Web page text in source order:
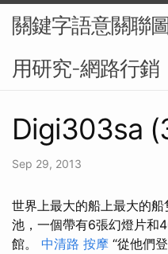
關鍵字語意關聯
用研究-網路行銷
Digi303sa
Sep 29, 2013
世界上最大的船上最大的
池，一個帶有6張幻燈片和
館。 中清路 按摩 “從他們